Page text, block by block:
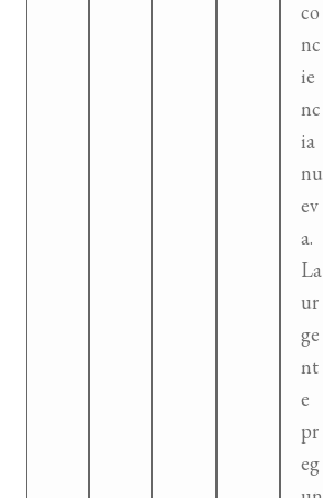
co
nc
ie
nc
ia
nu
ev
a.
La
ur
ge
nt
e
pr
eg